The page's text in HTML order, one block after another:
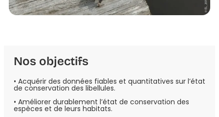
Nos objectifs
• Acquérir des données fiables et quantitatives sur l’état
de conservation des libellules.
• Améliorer durablement l’état de conservation des
espèces et de leurs habitats.